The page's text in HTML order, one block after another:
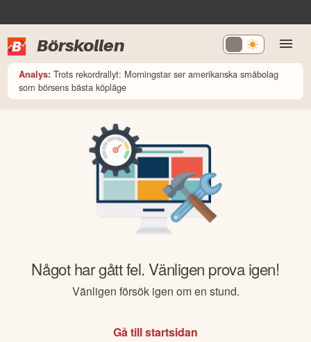
Börskollen
Analys: Trots rekordrallyt: Morningstar ser amerikanska småbolag
som börsens bästa köpläge
Något har gått fel. Vänligen prova igen!
Vänligen försök igen om en stund.
Gå till startsidan